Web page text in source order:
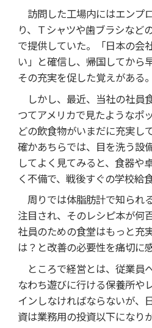
訪問した工場内にはエンプ
り、Ｔシャツや歯ブラシなど
で提供していた。「日本の会
い」と確信し、帰国してから
その充実を促した覚えがある。
しかし、最近、当社の社員
つてアメリカで見たようなポ
どの飲食物がいまだに充実し
確かあちらでは、目を洗う設
してよく見てみると、食器や
く不備で、戦後すぐの学校給
周りでは体脂肪計で知られ
注目され、そのレシピ本が何
社員のための食堂はもっと充
は？と改善の必要性を痛切に
ところで経営とは、従業員
なわち遊びに行ける保養所や
インしなければならないが、
資は業務用の投資以下になり